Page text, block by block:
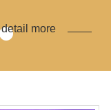
detail more